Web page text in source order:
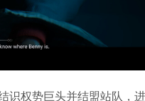
权势巨头并结盟站队，